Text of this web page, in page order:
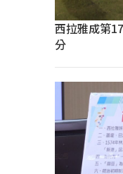
西拉雅成第
分